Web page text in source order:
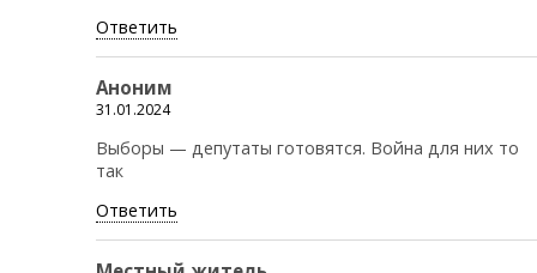
Ответить
Аноним
31.01.2024
Выборы — депутаты готовятся. Война для них то
так
Ответить